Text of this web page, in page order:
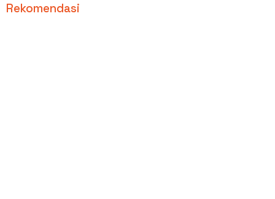
Rekomendasi